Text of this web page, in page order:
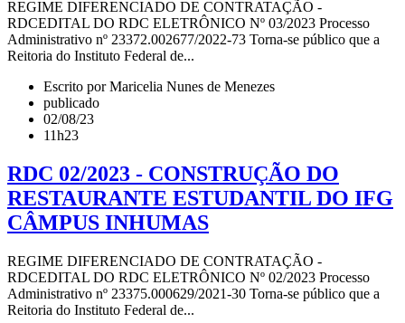
REGIME DIFERENCIADO DE CONTRATAÇÃO -
RDCEDITAL DO RDC ELETRÔNICO Nº 03/2023 Processo
Administrativo nº 23372.002677/2022-73 Torna-se público que a
Reitoria do Instituto Federal de...
Escrito por Maricelia Nunes de Menezes
publicado
02/08/23
11h23
RDC 02/2023 - CONSTRUÇÃO DO
RESTAURANTE ESTUDANTIL DO IFG
CÂMPUS INHUMAS
REGIME DIFERENCIADO DE CONTRATAÇÃO -
RDCEDITAL DO RDC ELETRÔNICO Nº 02/2023 Processo
Administrativo nº 23375.000629/2021-30 Torna-se público que a
Reitoria do Instituto Federal de...